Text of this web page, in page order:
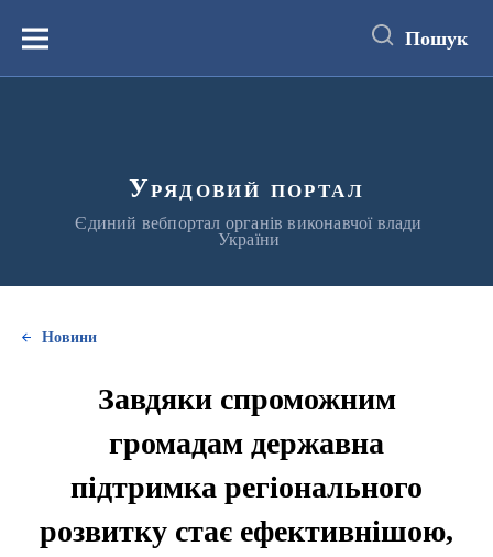
вмістуМеню Пошук
Урядовий портал
Єдиний вебпортал органів виконавчої влади
України
Новини
Завдяки спроможним
громадам державна
підтримка регіонального
розвитку стає ефективнішою,